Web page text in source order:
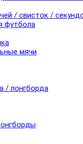
/ свисток /
футбола
мячи
/ лонгборда